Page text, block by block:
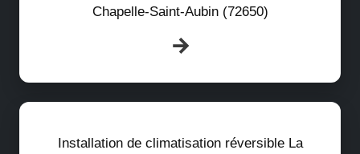
Chapelle-Saint-Aubin (72650)
Installation de climatisation réversible La